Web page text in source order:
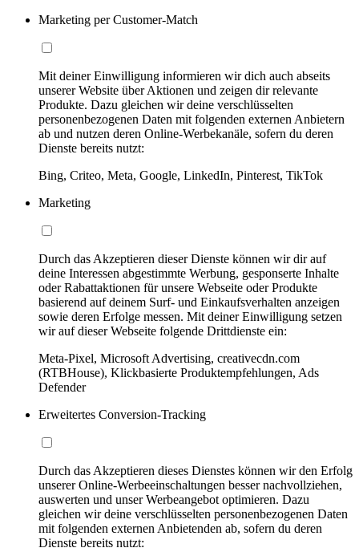
Marketing per Customer-Match
Mit deiner Einwilligung informieren wir dich auch abseits
unserer Website über Aktionen und zeigen dir relevante
Produkte. Dazu gleichen wir deine verschlüsselten
personenbezogenen Daten mit folgenden externen Anbietern
ab und nutzen deren Online-Werbekanäle, sofern du deren
Dienste bereits nutzt:
Bing, Criteo, Meta, Google, LinkedIn, Pinterest, TikTok
Marketing
Durch das Akzeptieren dieser Dienste können wir dir auf
deine Interessen abgestimmte Werbung, gesponserte Inhalte
oder Rabattaktionen für unsere Webseite oder Produkte
basierend auf deinem Surf- und Einkaufsverhalten anzeigen
sowie deren Erfolge messen. Mit deiner Einwilligung setzen
wir auf dieser Webseite folgende Drittdienste ein:
Meta-Pixel, Microsoft Advertising, creativecdn.com
(RTBHouse), Klickbasierte Produktempfehlungen, Ads
Defender
Erweitertes Conversion-Tracking
Durch das Akzeptieren dieses Dienstes können wir den Erfolg
unserer Online-Werbeeinschaltungen besser nachvollziehen,
auswerten und unser Werbeangebot optimieren. Dazu
gleichen wir deine verschlüsselten personenbezogenen Daten
mit folgenden externen Anbietenden ab, sofern du deren
Dienste bereits nutzt: